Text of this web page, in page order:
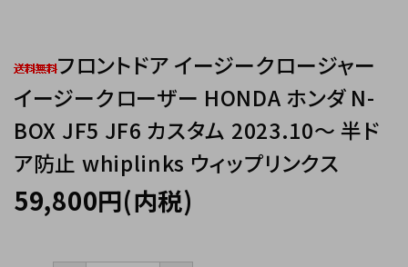
フロントドア イージークロージャー
イージークローザー HONDA ホンダ N-
BOX JF5 JF6 カスタム 2023.10～ 半ド
ア防止 whiplinks ウィップリンクス
59,800円(内税)